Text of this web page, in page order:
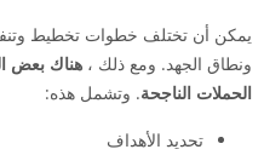
يمكن أن تختلف خطوات تخطيط
ونطاق الجهد. ومع ذلك ، هناك بعض
الحملات الناجحة. وتشمل هذه:
تحديد الأهداف